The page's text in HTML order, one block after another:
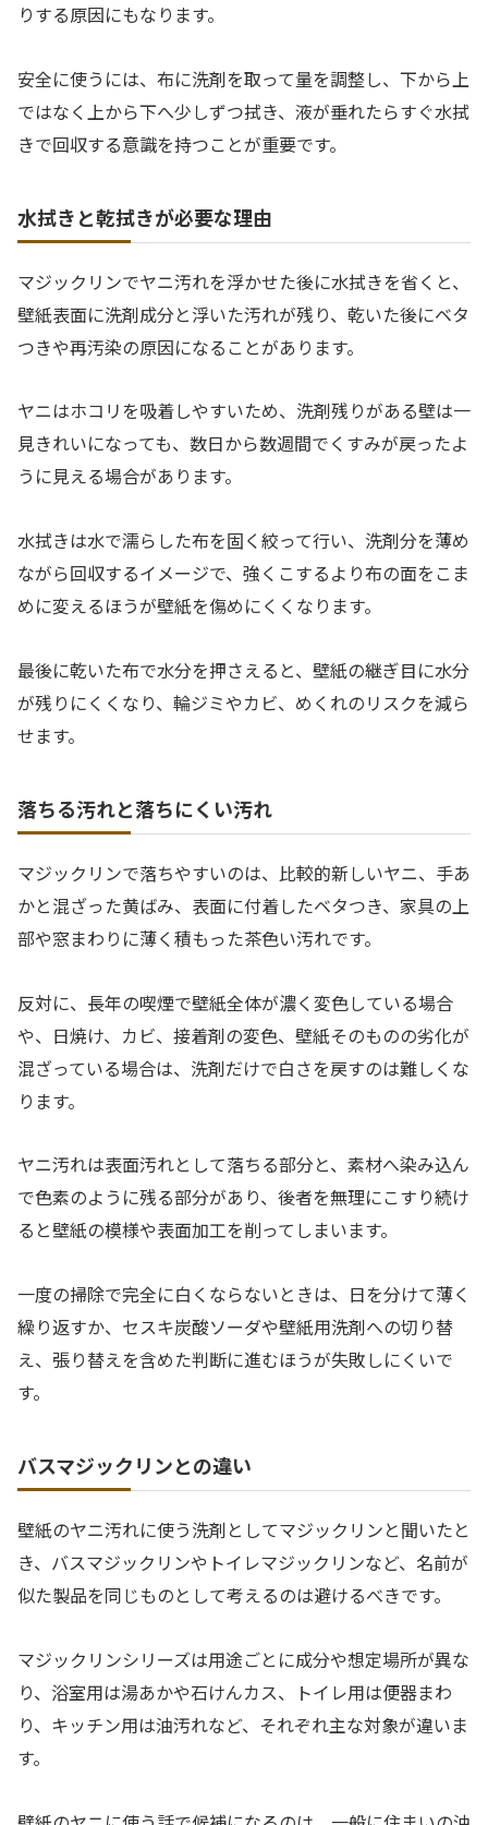
りする原因にもなります。
安全に使うには、布に洗剤を取って量を調整し、下から上
ではなく上から下へ少しずつ拭き、液が垂れたらすぐ水拭
きで回収する意識を持つことが重要です。
水拭きと乾拭きが必要な理由
マジックリンでヤニ汚れを浮かせた後に水拭きを省くと、
壁紙表面に洗剤成分と浮いた汚れが残り、乾いた後にベタ
つきや再汚染の原因になることがあります。
ヤニはホコリを吸着しやすいため、洗剤残りがある壁は一
見きれいになっても、数日から数週間でくすみが戻ったよ
うに見える場合があります。
水拭きは水で濡らした布を固く絞って行い、洗剤分を薄め
ながら回収するイメージで、強くこするより布の面をこま
めに変えるほうが壁紙を傷めにくくなります。
最後に乾いた布で水分を押さえると、壁紙の継ぎ目に水分
が残りにくくなり、輪ジミやカビ、めくれのリスクを減ら
せます。
落ちる汚れと落ちにくい汚れ
マジックリンで落ちやすいのは、比較的新しいヤニ、手あ
かと混ざった黄ばみ、表面に付着したベタつき、家具の上
部や窓まわりに薄く積もった茶色い汚れです。
反対に、長年の喫煙で壁紙全体が濃く変色している場合
や、日焼け、カビ、接着剤の変色、壁紙そのものの劣化が
混ざっている場合は、洗剤だけで白さを戻すのは難しくな
ります。
ヤニ汚れは表面汚れとして落ちる部分と、素材へ染み込ん
で色素のように残る部分があり、後者を無理にこすり続け
ると壁紙の模様や表面加工を削ってしまいます。
一度の掃除で完全に白くならないときは、日を分けて薄く
繰り返すか、セスキ炭酸ソーダや壁紙用洗剤への切り替
え、張り替えを含めた判断に進むほうが失敗しにくいで
す。
バスマジックリンとの違い
壁紙のヤニ汚れに使う洗剤としてマジックリンと聞いたと
き、バスマジックリンやトイレマジックリンなど、名前が
似た製品を同じものとして考えるのは避けるべきです。
マジックリンシリーズは用途ごとに成分や想定場所が異な
り、浴室用は湯あかや石けんカス、トイレ用は便器まわ
り、キッチン用は油汚れなど、それぞれ主な対象が違いま
す。